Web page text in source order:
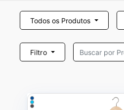
Todos os Produtos
Filtro